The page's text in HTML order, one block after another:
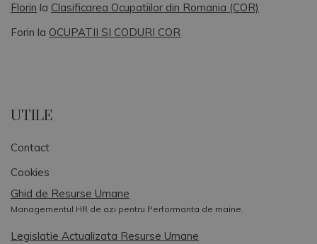
Florin la Clasificarea Ocupatiilor din Romania (COR)
Forin la OCUPATII SI CODURI COR
UTILE
Contact
Cookies
Ghid de Resurse Umane
Managementul HR de azi pentru Performanta de maine.
Legislatie Actualizata Resurse Umane